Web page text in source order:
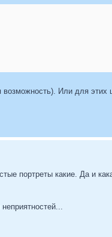
Или для этих
портреты какие. Да и